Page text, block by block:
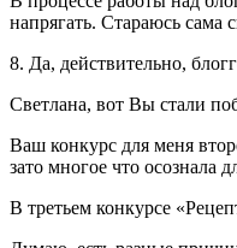
напрягать. Стараюсь
8. Да, действительно,
Светлана, вот Вы стали
Ваш конкурс для меня
зато многое что осознала
В третьем конкурсе